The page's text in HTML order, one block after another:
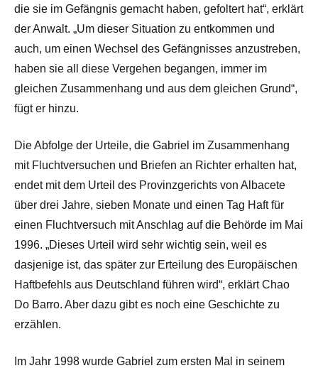
die sie im Gefängnis gemacht haben, gefoltert hat“, erklärt
der Anwalt. „Um dieser Situation zu entkommen und
auch, um einen Wechsel des Gefängnisses anzustreben,
haben sie all diese Vergehen begangen, immer im
gleichen Zusammenhang und aus dem gleichen Grund“,
fügt er hinzu.
Die Abfolge der Urteile, die Gabriel im Zusammenhang
mit Fluchtversuchen und Briefen an Richter erhalten hat,
endet mit dem Urteil des Provinzgerichts von Albacete
über drei Jahre, sieben Monate und einen Tag Haft für
einen Fluchtversuch mit Anschlag auf die Behörde im Mai
1996. „Dieses Urteil wird sehr wichtig sein, weil es
dasjenige ist, das später zur Erteilung des Europäischen
Haftbefehls aus Deutschland führen wird“, erklärt Chao
Do Barro. Aber dazu gibt es noch eine Geschichte zu
erzählen.
Im Jahr 1998 wurde Gabriel zum ersten Mal in seinem